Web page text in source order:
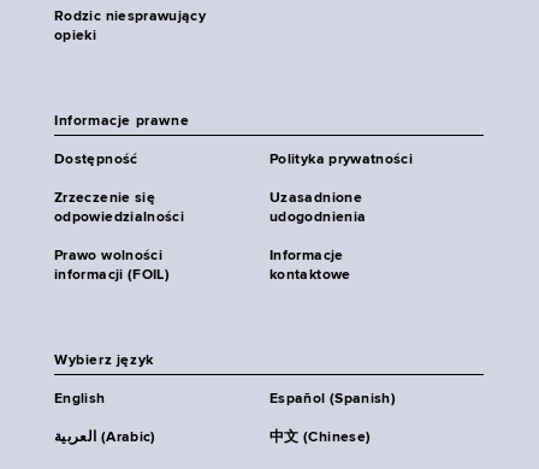
Rodzic niesprawujący
opieki
Informacje prawne
Dostępność Polityka prywatności
Zrzeczenie się
odpowiedzialności
Uzasadnione
udogodnienia
Prawo wolności
informacji (FOIL)
Informacje
kontaktowe
Wybierz język
English Español (Spanish)
العربية (Arabic) 中文 (Chinese)